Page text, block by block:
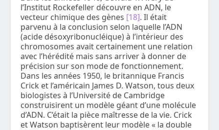
l’Institut Rockefeller découvre en ADN, le
vecteur chimique des gènes [18]. Il était
parvenu à la conclusion selon laquelle l’ADN
(acide désoxyribonucléique) à l’intérieur des
chromosomes avait certainement une relation
avec l’hérédité mais sans arriver à donner de
précision sur son mode de fonctionnement.
Dans les années 1950, le britannique Francis
Crick et l’américain James D. Watson, tous deux
biologistes à l’Université de Cambridge
construisirent un modèle géant d’une molécule
d’ADN. C’était la pièce maîtresse de la vie. Crick
et Watson baptisèrent leur modèle « la double